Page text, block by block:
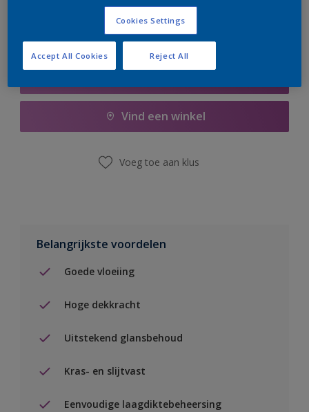
Vind een winkel
Voeg toe aan klus
Belangrijkste voordelen
Goede vloeiing
Hoge dekkracht
Uitstekend glansbehoud
Kras- en slijtvast
Eenvoudige laagdiktebeheersing
Cookies Settings
Reject All
Accept All Cookies